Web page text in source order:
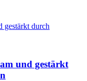
und gestärkt